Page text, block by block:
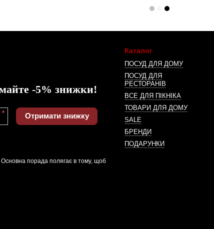
-5% знижки!
* Отримати знижку
Основна порада полягає в тому, щоб
Каталог
ПОСУД ДЛЯ ДОМУ
ПОСУД ДЛЯ
РЕСТОРАНІВ
ВСЕ ДЛЯ ПІКНІКА
ТОВАРИ ДЛЯ ДОМУ
SALE
БРЕНДИ
ПОДАРУНКИ